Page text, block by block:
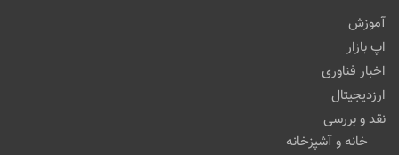
آموزش
اپ بازار
اخبار فناوری
ارزدیجیتال
نقد و بررسی
خانه و آشپزخانه